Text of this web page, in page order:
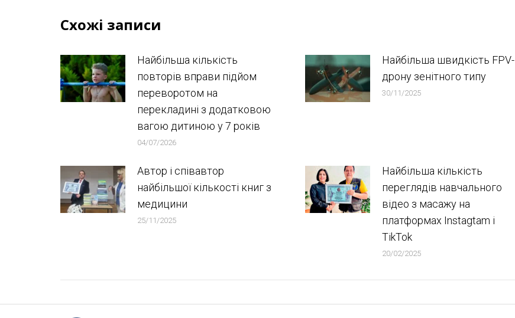
Схожі записи
Найбільша кількість
повторів вправи підйом
переворотом на
перекладині з додатковою
вагою дитиною у 7 років
04/07/2026
Найбільша швидкість FPV-
дрону зенітного типу
30/11/2025
Автор і співавтор
найбільшої кількості книг з
медицини
25/11/2025
Найбільша кількість
переглядів навчального
відео з масажу на
платформах Instagtam i
TikTok
20/02/2025